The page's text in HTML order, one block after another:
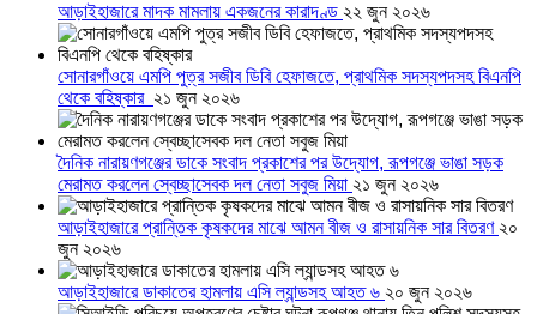
আড়াইহাজারে মাদক মামলায় একজনের কারাদণ্ড ২২ জুন ২০২৬
সোনারগাঁওয়ে এমপি পুত্র সজীব ডিবি হেফাজতে, প্রাথমিক সদস্যপদসহ বিএনপি
থেকে বহিষ্কার ২১ জুন ২০২৬
দৈনিক নারায়ণগঞ্জের ডাকে সংবাদ প্রকাশের পর উদ্যোগ, রূপগঞ্জে ভাঙা সড়ক
মেরামত করলেন স্বেচ্ছাসেবক দল নেতা সবুজ মিয়া ২১ জুন ২০২৬
আড়াইহাজারে প্রান্তিক কৃষকদের মাঝে আমন বীজ ও রাসায়নিক সার বিতরণ ২০
জুন ২০২৬
আড়াইহাজারে ডাকাতের হামলায় এসি ল্যান্ডসহ আহত ৬ ২০ জুন ২০২৬